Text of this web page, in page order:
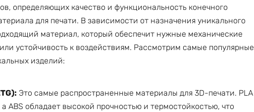
определяющих качество и функциональность конечного
для печати. В зависимости от назначения уникального
материал, который обеспечит нужные механические
устойчивость к воздействиям. Рассмотрим самые популярные
изделий:
Это самые распространенные материалы для 3D-печати. PLA
ABS обладает высокой прочностью и термостойкостью, что